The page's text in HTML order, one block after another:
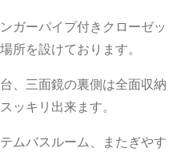
ガーパイプ付きクローゼッ
所を設けております。
、三面鏡の裏側は全面収納
ッキリ出来ます。
ムバスルーム、またぎやす